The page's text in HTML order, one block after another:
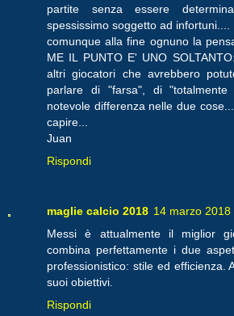
partite senza essere
spessissimo soggetto ad infortuni....
comunque alla fine ognuno la
ME IL PUNTO E' UNO
altri giocatori che avrebbero
parlare di "farsa", di "totalmente
notevole differenza nelle due
capire...
Juan
Rispondi
maglie calcio 2018 14 marzo
Messi è attualmente il miglior
combina perfettamente i due
professionistico: stile ed efficienza.
suoi obiettivi.
Rispondi